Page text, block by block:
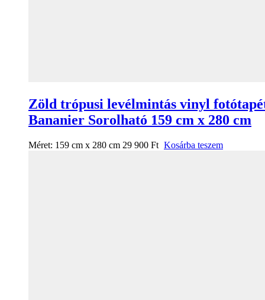
Zöld trópusi levélmintás vinyl
Bananier Sorolható 159 cm x 280 cm
Méret: 159 cm x 280 cm 29 900 Ft Kosárba teszem